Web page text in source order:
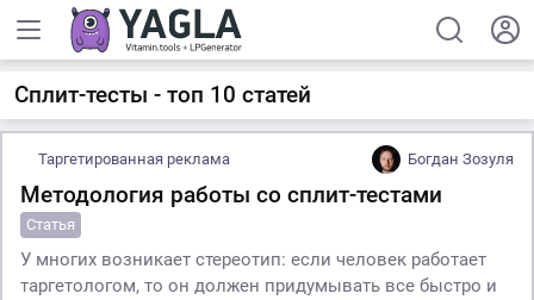
Сплит-тесты - топ 10 статей
Таргетированная реклама Богдан Зозуля
Методология работы со сплит-тестами
Статья
У многих возникает стереотип: если человек работает
таргетологом, то он должен придумывать все быстро и